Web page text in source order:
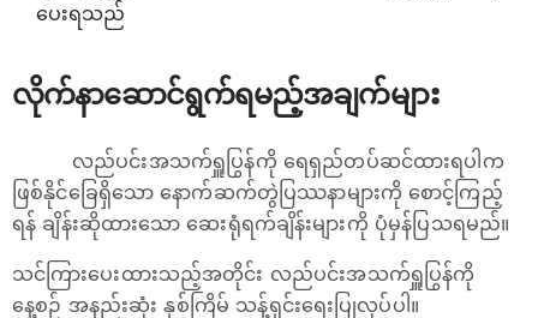
ပေးရသည်
လိုက်နာဆောင်ရွက်ရမည့်အချက်များ
လည်ပင်းအသက်ရှူပြွန်ကို ရေရှည်တပ်ဆင်ထားရပါက
ဖြစ်နိုင်ခြေရှိသော နောက်ဆက်တွဲပြဿနာများကို စောင့်ကြည့်
ရန် ချိန်းဆိုထားသော ဆေးရုံရက်ချိန်းများကို ပုံမှန်ပြသရမည်။
သင်ကြားပေးထားသည့်အတိုင်း လည်ပင်းအသက်ရှူပြွန်ကို
နေ့စဉ် အနည်းဆုံး နှစ်ကြိမ် သန့်ရှင်းရေးပြုလုပ်ပါ။